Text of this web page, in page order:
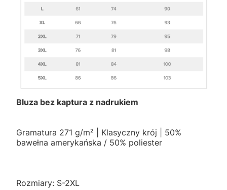
Bluza bez kaptura z nadrukiem
Gramatura 271 g/m² | Klasyczny krój | 50%
bawełna amerykańska / 50% poliester
Rozmiary: S-2XL